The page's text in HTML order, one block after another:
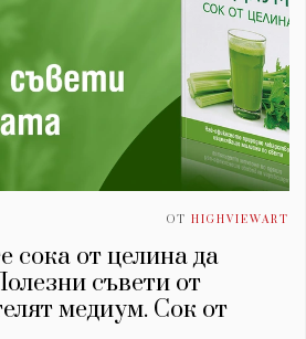
ОТ HIGHVIEWART
сока от целина да
съвети от
медиум. Сок от